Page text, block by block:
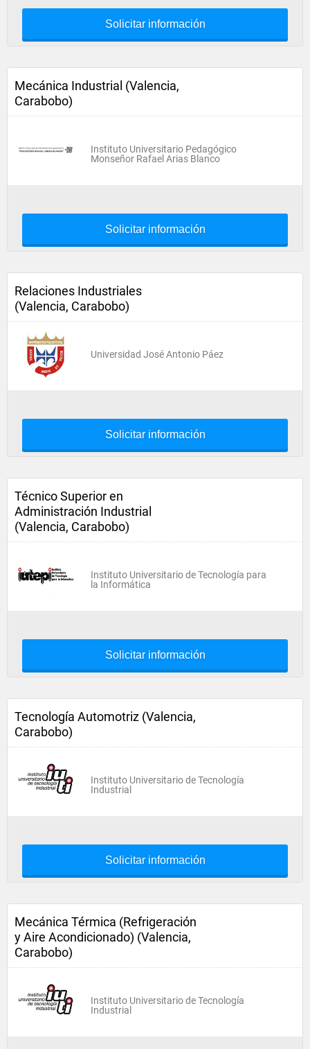
Solicitar información
Mecánica Industrial (Valencia,
Carabobo)
Instituto Universitario Pedagógico
Monseñor Rafael Arias Blanco
Solicitar información
Relaciones Industriales
(Valencia, Carabobo)
Universidad José Antonio Páez
Solicitar información
Técnico Superior en
Administración Industrial
(Valencia, Carabobo)
Instituto Universitario de Tecnología para
la Informática
Solicitar información
Tecnología Automotriz (Valencia,
Carabobo)
Instituto Universitario de Tecnología
Industrial
Solicitar información
Mecánica Térmica (Refrigeración
y Aire Acondicionado) (Valencia,
Carabobo)
Instituto Universitario de Tecnología
Industrial